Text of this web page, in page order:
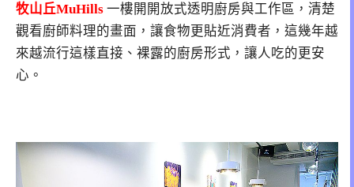
牧山丘MuHills 一樓開開放式透明廚房與工作區，清楚
觀看廚師料理的畫面，讓食物更貼近消費者，這幾年越
來越流行這樣直接、裸露的廚房形式，讓人吃的更安
心。